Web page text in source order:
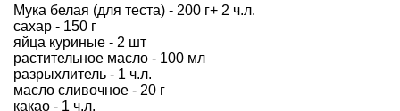
Мука белая (для теста) - 200 г+ 2 ч.л.
сахар - 150 г
яйца куриные - 2 шт
растительное масло - 100 мл
разрыхлитель - 1 ч.л.
масло сливочное - 20 г
какао - 1 ч.л.